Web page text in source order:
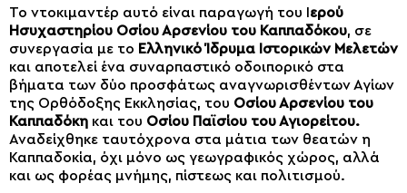
Το ντοκιμαντέρ αυτό είναι παραγωγή του Ι ερού
Ησυχαστηρίου Οσίου Αρσενίου του Καππαδόκου, σε
συνεργασία με το Ελληνικό Ίδρυμα Ιστορικών Μελετών
και αποτελεί ένα συναρπαστικό οδοιπορικό στα
βήματα των δύο προσφάτως αναγνωρισθέντων Αγίων
της Ορθόδοξης Εκκλησίας, του Οσίου Αρσενίου του
Καππαδόκη και του Οσίου Παϊσίου του Αγιορείτου.
Αναδείχθηκε ταυτόχρονα στα μάτια των θεατών η
Καππαδοκία, όχι μόνο ως γεωγραφικός χώρος, αλλά
και ως φορέας μνήμης, πίστεως και πολιτισμού.